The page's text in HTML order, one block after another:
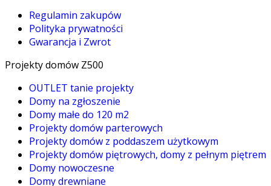
Regulamin zakupów
Polityka prywatności
Gwarancja i Zwrot
Projekty domów Z500
OUTLET tanie projekty
Domy na zgłoszenie
Domy małe do 120 m2
Projekty domów parterowych
Projekty domów z poddaszem użytkowym
Projekty domów piętrowych, domy z pełnym piętrem
Domy nowoczesne
Domy drewniane